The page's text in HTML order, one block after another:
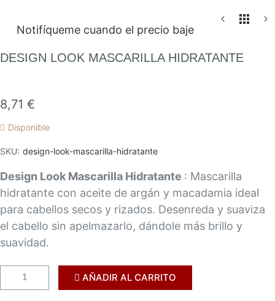
comienzo
galería
imágenes
Notifíqueme cuando el precio baje
DESIGN LOOK MASCARILLA HIDRATANTE
8,71 €
Disponible
SKU design-look-mascarilla-hidratante
Design Look Mascarilla Hidratante : Mascarilla
hidratante con aceite de argán y macadamia ideal
para cabellos secos y rizados. Desenreda y suaviza
el cabello sin apelmazarlo, dándole más brillo y
suavidad.
AÑADIR AL CARRITO